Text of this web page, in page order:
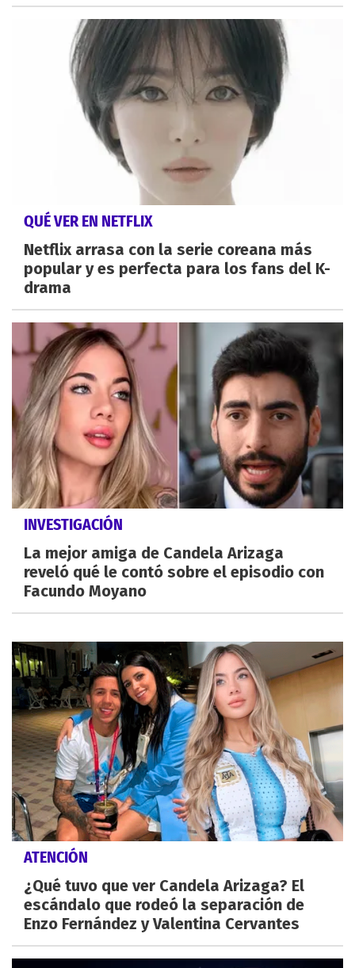
QUÉ VER EN NETFLIX
Netflix arrasa con la serie coreana más
popular y es perfecta para los fans del K-
drama
INVESTIGACIÓN
La mejor amiga de Candela Arizaga
reveló qué le contó sobre el episodio con
Facundo Moyano
ATENCIÓN
¿Qué tuvo que ver Candela Arizaga? El
escándalo que rodeó la separación de
Enzo Fernández y Valentina Cervantes